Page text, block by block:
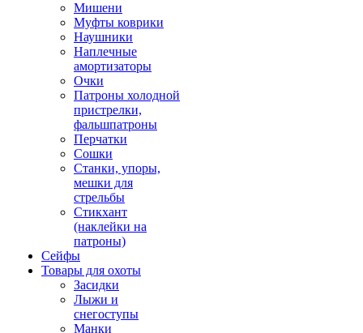
Мишени
Муфты коврики
Наушники
Наплечные
амортизаторы
Очки
Патроны холодной
пристрелки,
фальшпатроны
Перчатки
Сошки
Станки, упоры,
мешки для
стрельбы
Стикхант
(наклейки на
патроны)
Сейфы
Товары для охоты
Засидки
Лыжи и
снегоступы
Манки